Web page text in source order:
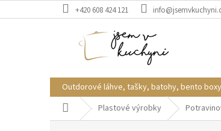
na
+420 608 424 121
Outdorové láhve, tašky, batohy, bento boxy
Domů Plastové výrobky